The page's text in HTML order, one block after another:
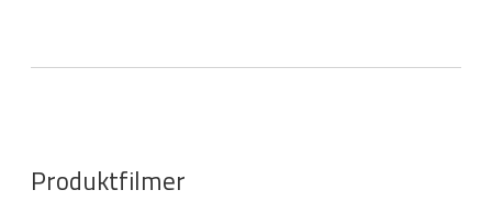
Produktfilmer